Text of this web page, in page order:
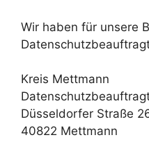
Wir haben für unsere
Kreis Mettmann
Düsseldorfer Straße
40822 Mettmann